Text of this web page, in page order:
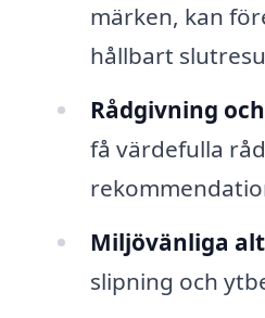
märken, kan
hållbart
Rådgivning
få värdefulla
Miljövänliga
slipning och